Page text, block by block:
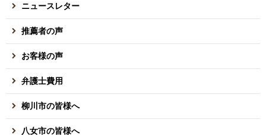
ニュースレター
推薦者の声
お客様の声
弁護士費用
柳川市の皆様へ
八女市の皆様へ